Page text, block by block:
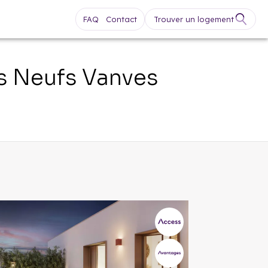
FAQ Contact Trouver un logement
Neufs Vanves